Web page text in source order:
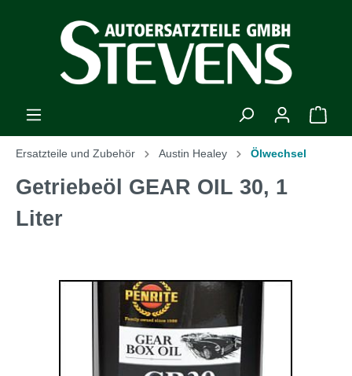
Ersatzteile und Zubehör Austin Healey Ölwechsel
Getriebeöl GEAR OIL 30, 1
Liter